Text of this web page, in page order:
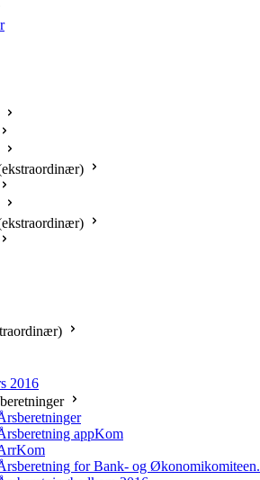
2016
appKom
for Bank- og Økonomikomiteen.